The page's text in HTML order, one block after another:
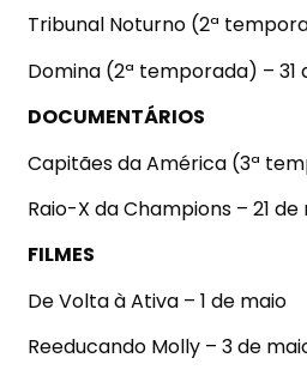
Tribunal Noturno (2ª
Domina (2ª temporada) – 31
DOCUMENTÁRIOS
Capitães da América (3ª
Raio-X da Champions – 21 de
FILMES
De Volta à Ativa – 1 de maio
Reeducando Molly – 3 de